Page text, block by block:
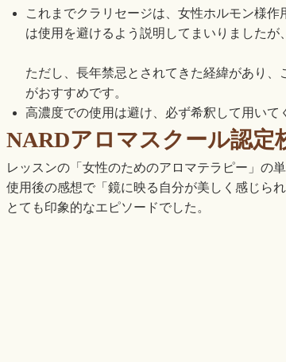
これまでクラリセージは、女性ホルモン様
は使用を避けるよう説明してまいりましたが
ただし、長年禁忌とされてきた経緯があり
がおすすめです。
高濃度での使用は避け、必ず希釈して用いて
NARDアロマスクール認定
レッスンの「女性のためのアロマテラピー」の
使用後の感想で「鏡に映る自分が美しく感じら
とても印象的なエピソードでした。